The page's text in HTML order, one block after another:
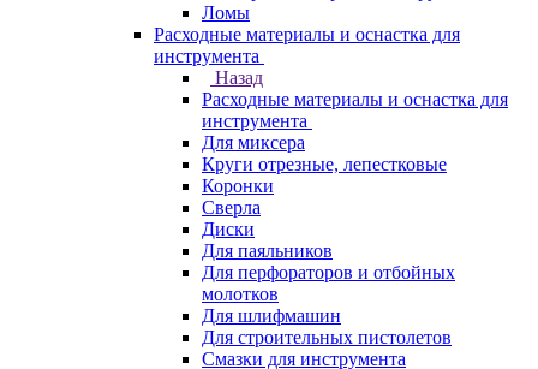
Ломы
Расходные материалы и оснастка для
инструмента
Назад
Расходные материалы и оснастка для
инструмента
Для миксера
Круги отрезные, лепестковые
Коронки
Сверла
Диски
Для паяльников
Для перфораторов и отбойных
молотков
Для шлифмашин
Для строительных пистолетов
Смазки для инструмента